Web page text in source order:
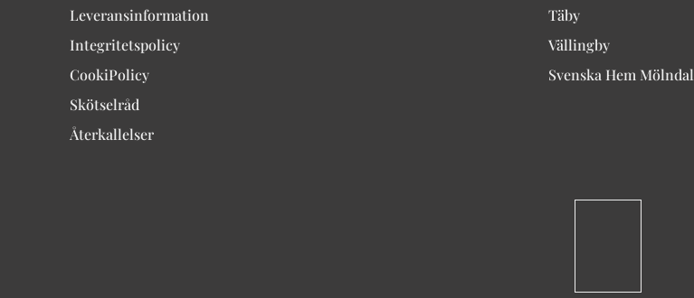
Leveransinformation
Integritetspolicy
CookiPolicy
Skötselråd
Återkallelser
Täby
Vällingby
Svenska Hem Mölndal